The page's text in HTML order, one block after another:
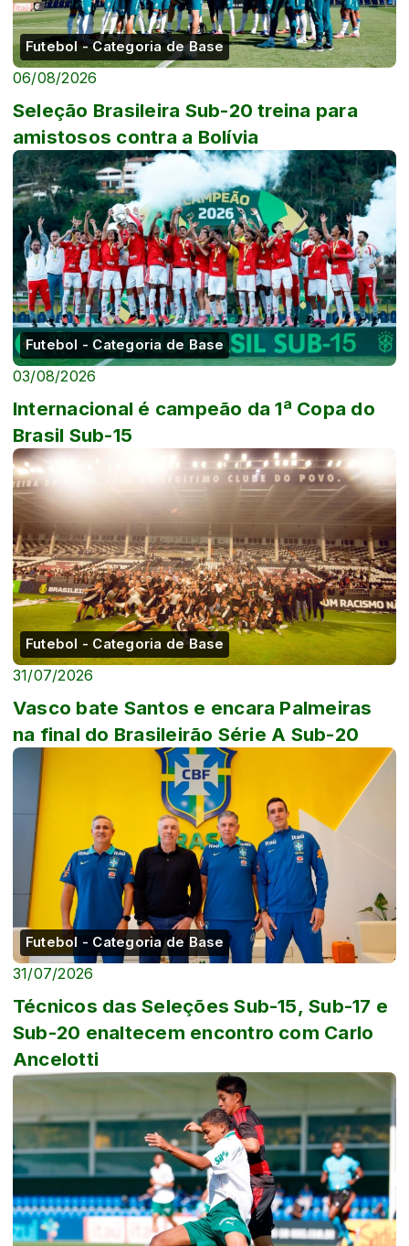
Futebol - Categoria de Base
06/08/2026
Seleção Brasileira Sub-20 treina para
amistosos contra a Bolívia
Futebol - Categoria de Base
03/08/2026
Internacional é campeão da 1ª Copa do
Brasil Sub-15
Futebol - Categoria de Base
31/07/2026
Vasco bate Santos e encara Palmeiras
na final do Brasileirão Série A Sub-20
Futebol - Categoria de Base
31/07/2026
Técnicos das Seleções Sub-15, Sub-17 e
Sub-20 enaltecem encontro com Carlo
Ancelotti